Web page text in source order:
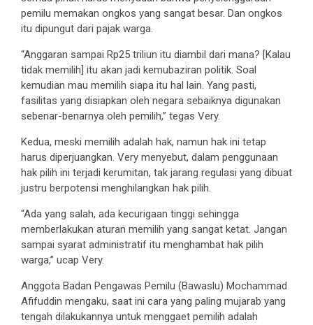
pemilu memakan ongkos yang sangat besar. Dan ongkos
itu dipungut dari pajak warga.
“Anggaran sampai Rp25 triliun itu diambil dari mana? [Kalau
tidak memilih] itu akan jadi kemubaziran politik. Soal
kemudian mau memilih siapa itu hal lain. Yang pasti,
fasilitas yang disiapkan oleh negara sebaiknya digunakan
sebenar-benarnya oleh pemilih,” tegas Very.
Kedua, meski memilih adalah hak, namun hak ini tetap
harus diperjuangkan. Very menyebut, dalam penggunaan
hak pilih ini terjadi kerumitan, tak jarang regulasi yang dibuat
justru berpotensi menghilangkan hak pilih.
“Ada yang salah, ada kecurigaan tinggi sehingga
memberlakukan aturan memilih yang sangat ketat. Jangan
sampai syarat administratif itu menghambat hak pilih
warga,” ucap Very.
Anggota Badan Pengawas Pemilu (Bawaslu) Mochammad
Afifuddin mengaku, saat ini cara yang paling mujarab yang
tengah dilakukannya untuk menggaet pemilih adalah